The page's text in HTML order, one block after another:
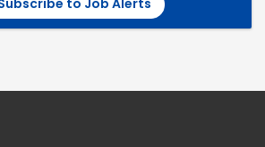
to Job Alerts